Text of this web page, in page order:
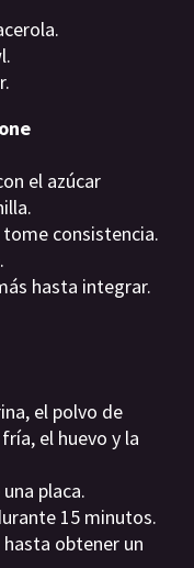
el azúcar
consistencia.
hasta integrar.
el polvo de
el huevo y la
placa.
15 minutos.
obtener un